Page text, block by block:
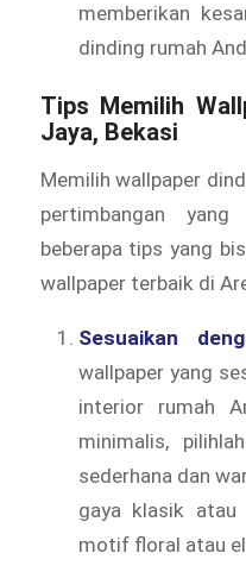
memberikan
dinding rumah
Tips Memilih
Jaya, Bekasi
Memilih wallpaper
pertimbangan
beberapa tips yang
wallpaper terbaik di
Sesuaikan
wallpaper yang
interior rumah
minimalis,
sederhana dan
gaya klasik atau
motif floral atau